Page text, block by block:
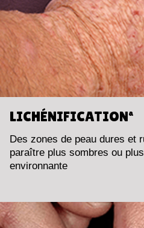
LICHÉNIFICATIONa
Des zones de peau dures et
paraître plus sombres ou
environnante